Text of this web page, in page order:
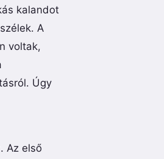
kalandot
A
voltak,
Úgy
Az első